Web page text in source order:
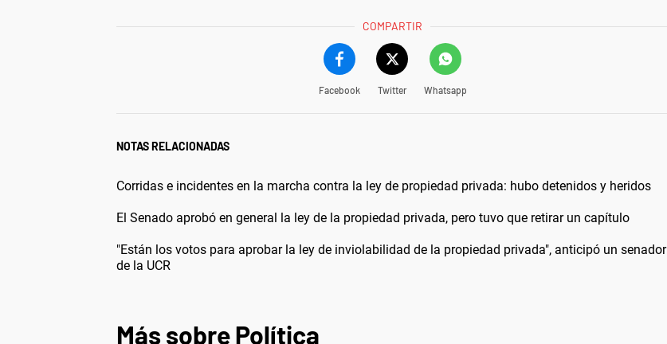
COMPARTIR
Facebook Twitter Whatsapp
NOTAS RELACIONADAS
Corridas e incidentes en la marcha contra la ley de propiedad privada: hubo detenidos y heridos
El Senado aprobó en general la ley de la propiedad privada, pero tuvo que retirar un capítulo
"Están los votos para aprobar la ley de inviolabilidad de la propiedad privada", anticipó un senador
de la UCR
Más sobre Política